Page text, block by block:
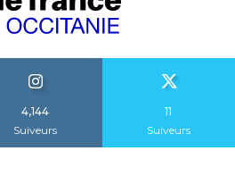
4,144
Suiveurs
11
Suiveurs